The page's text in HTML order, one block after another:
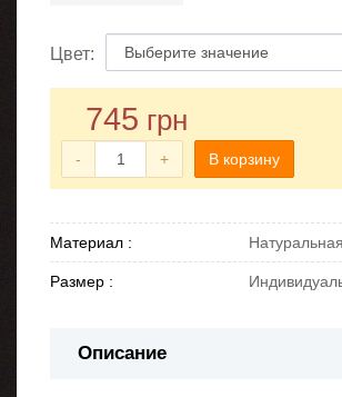
Цвет:
745 грн
- + В корзину
Материал :
Размер :
Описание